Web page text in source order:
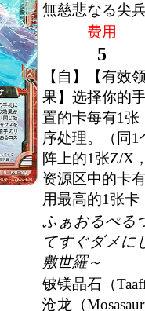
無慈悲なる尖
费用
5
【自】【有效
果】选择你的
置的卡每有1张
序处理。（同
阵上的1张Z/X
资源区中的卡
用最高的1张卡
ふぁおるぺる
てすぐダメに
敷世羅～
铍镁晶石（
沧龙（